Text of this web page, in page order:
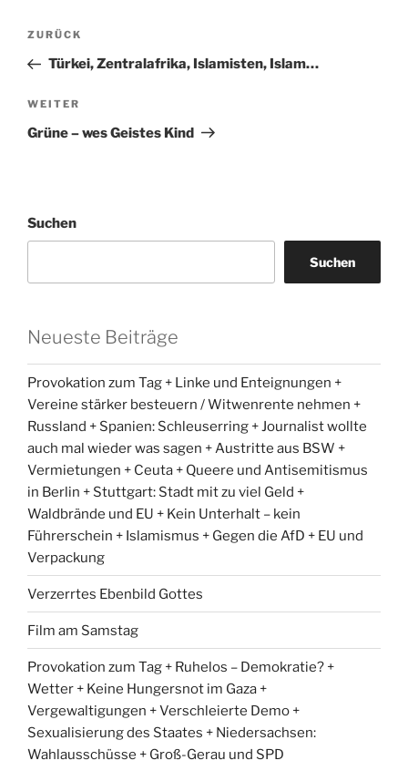
Beitragsnavigation
Vorheriger
Beitrag
ZURÜCK
Türkei, Zentralafrika, Islamisten, Islam…
Nächster
Beitrag
WEITER
Grüne – wes Geistes Kind
Suchen
Suchen
Neueste Beiträge
Provokation zum Tag + Linke und Enteignungen +
Vereine stärker besteuern / Witwenrente nehmen +
Russland + Spanien: Schleuserring + Journalist wollte
auch mal wieder was sagen + Austritte aus BSW +
Vermietungen + Ceuta + Queere und Antisemitismus
in Berlin + Stuttgart: Stadt mit zu viel Geld +
Waldbrände und EU + Kein Unterhalt – kein
Führerschein + Islamismus + Gegen die AfD + EU und
Verpackung
Verzerrtes Ebenbild Gottes
Film am Samstag
Provokation zum Tag + Ruhelos – Demokratie? +
Wetter + Keine Hungersnot im Gaza +
Vergewaltigungen + Verschleierte Demo +
Sexualisierung des Staates + Niedersachsen:
Wahlausschüsse + Groß-Gerau und SPD